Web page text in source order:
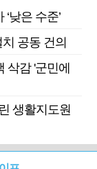
낮은 수준’
공동 건의
삭감 '군민에
생활지도원